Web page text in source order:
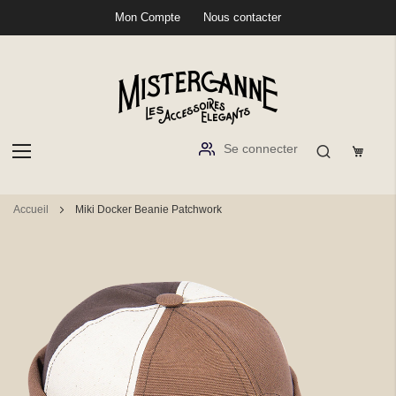
Mon Compte Nous contacter
Se connecter
Aller
Accueil Miki Docker Beanie Patchwork
de